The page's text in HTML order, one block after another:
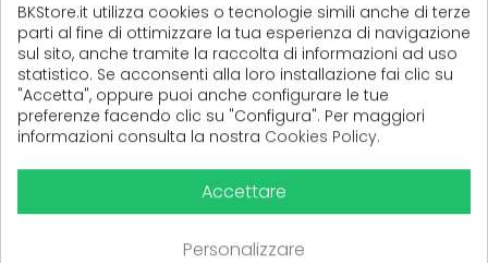
(0Recensioni)
Ancora nessuna recensione da parte degli utenti.
BKStore.it utilizza cookies o tecnologie simili anche di terze
parti al fine di ottimizzare la tua esperienza di navigazione
sul sito, anche tramite la raccolta di informazioni ad uso
statistico. Se acconsenti alla loro installazione fai clic su
"Accetta", oppure puoi anche configurare le tue
preferenze facendo clic su "Configura". Per maggiori
informazioni consulta la nostra Cookies Policy.
Accettare
Personalizzare